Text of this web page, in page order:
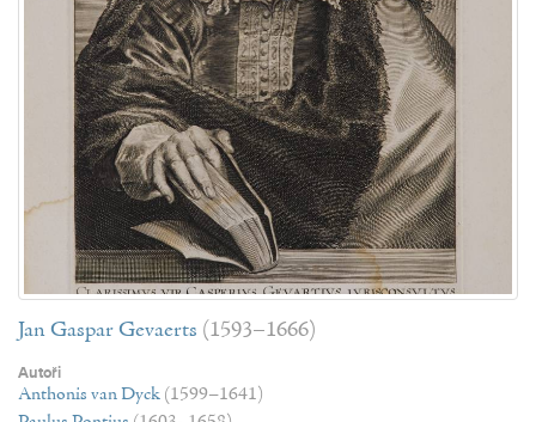
Jan Gaspar Gevaerts (1593–1666)
Autoři
Anthonis van Dyck (1599–1641)